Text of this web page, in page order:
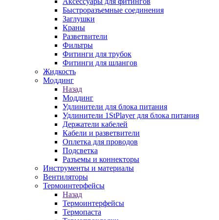
Быстроразъемные соединения
Заглушки
Краны
Разветвители
Фильтры
Фитинги для трубок
Фитинги для шлангов
Жидкость
Моддинг
Назад
Моддинг
Удлинители для блока питания
Удлинители 1StPlayer для блока питания
Держатели кабелей
Кабели и разветвители
Оплетка для проводов
Подсветка
Разъемы и коннекторы
Инструменты и материалы
Вентиляторы
Термоинтерфейсы
Назад
Термоинтерфейсы
Термопаста